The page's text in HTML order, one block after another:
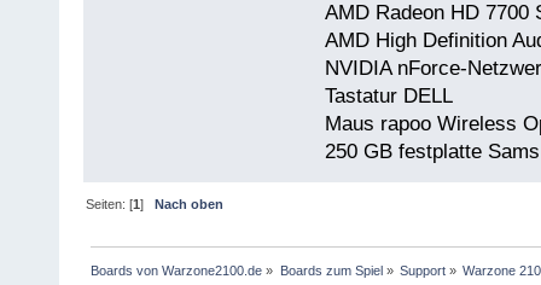
AMD Radeon HD 7700
AMD High Definition
NVIDIA nForce-
Tastatur DELL
Maus rapoo Wireless
250 GB festplatte
Seiten: [1]Nach oben
Boards von Warzone2100.de » Boards zum Spiel» Support» Warzone